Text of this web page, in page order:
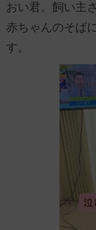
おい君。飼い主
赤ちゃんのそば
す。